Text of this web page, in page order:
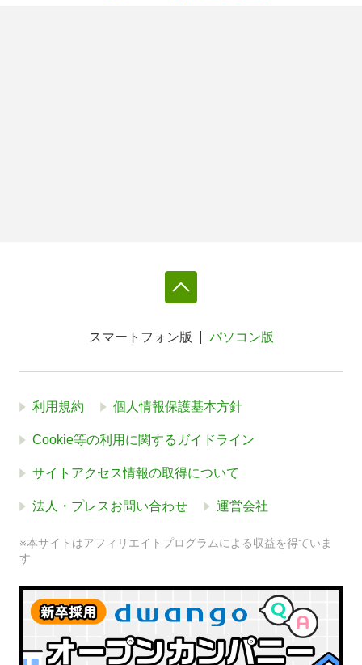
スマートフォン版 パソコン版
利用規約 個人情報保護基本方針
Cookie等の利用に関するガイドライン
サイトアクセス情報の取得について
法人・プレスお問い合わせ 運営会社
※本サイトはアフィリエイトプログラムによる収益を得ていま
す